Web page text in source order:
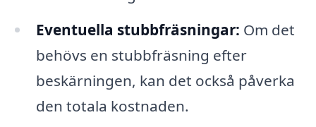
Eventuella stubbfräsningar: Om det
behövs en stubbfräsning efter
beskärningen, kan det också påverka
den totala kostnaden.